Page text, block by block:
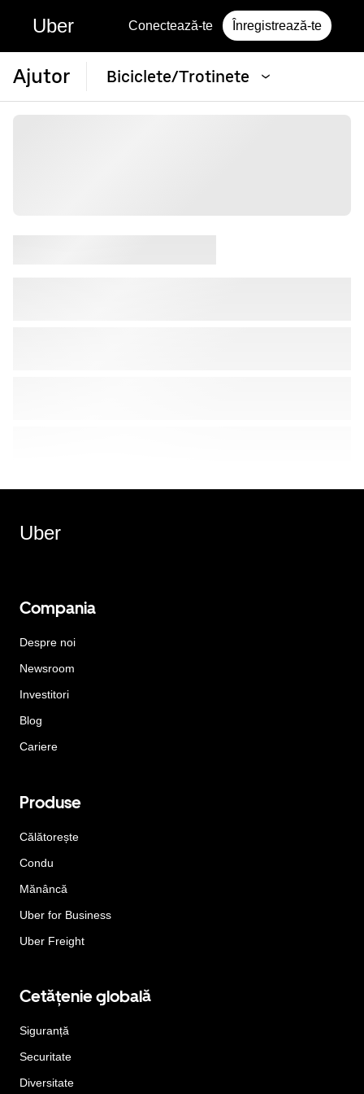
Uber Conectează-te Înregistrează-te
Ajutor Biciclete/Trotinete
Uber
Compania
Despre noi
Newsroom
Investitori
Blog
Cariere
Produse
Călătorește
Condu
Mănâncă
Uber for Business
Uber Freight
Cetățenie globală
Siguranță
Securitate
Diversitate